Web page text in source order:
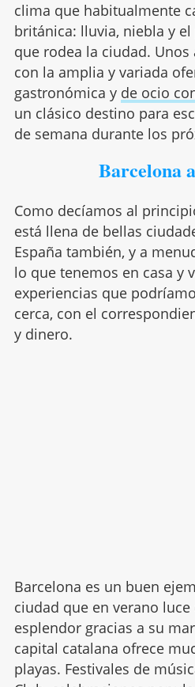
clima que habitualmente
británica: lluvia, niebla y
que rodea la ciudad.
con la amplia y variada
gastronómica y de ocio
un clásico destino para
de semana durante los
Barcelona
Como decíamos al
está llena de bellas
España también, y a
lo que tenemos en casa y
experiencias que
cerca, con el
y dinero.
Barcelona es un buen
ciudad que en verano
esplendor gracias a su
capital catalana ofrece
playas. Festivales de